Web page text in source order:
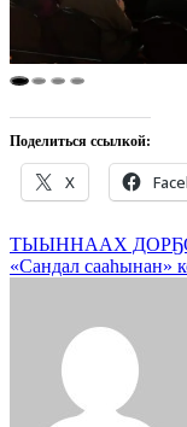
Поделиться ссылкой:
X
Навигация
по
ТЫЫННААХ
«Сандал сааһынан»